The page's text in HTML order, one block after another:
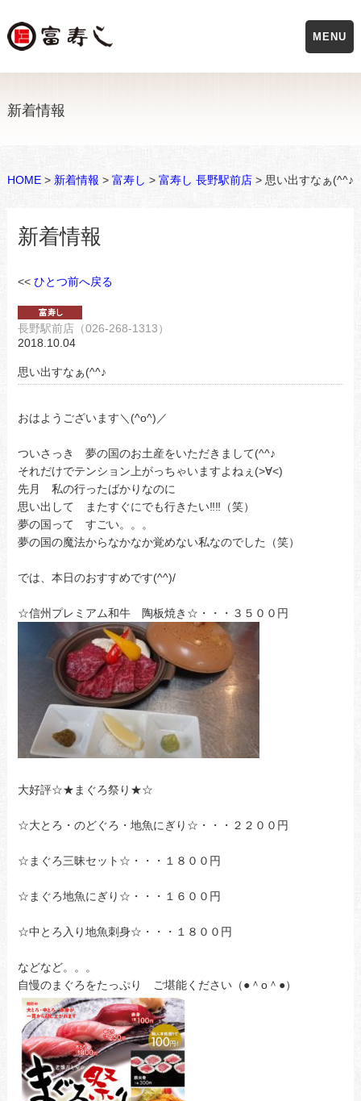
新着情報
HOME> 新着情報 > 富寿し > 富寿し 長野駅前店> 思い出すなぁ(^^♪
新着情報
<< ひとつ前へ戻る
長野駅前店（026-268-1313）
2018.10.04
思い出すなぁ(^^♪
おはようございます＼(^o^)／
ついさっき 夢の国のお土産をいただきまして(^^♪
それだけでテンション上がっちゃいますよねぇ(>∀<)
先月 私の行ったばかりなのに
思い出して またすぐにでも行きたい‼‼（笑）
夢の国って すごい。。。
夢の国の魔法からなかなか覚めない私なのでした（笑）
では、本日のおすすめです(^^)/
☆信州プレミアム和牛 陶板焼き☆・・・３５００円
大好評☆★まぐろ祭り★☆
☆大とろ・のどぐろ・地魚にぎり☆・・・２２００円
☆まぐろ三昧セット☆・・・１８００円
☆まぐろ地魚にぎり☆・・・１６００円
☆中とろ入り地魚刺身☆・・・１８００円
などなど。。。
自慢のまぐろをたっぷり ご堪能ください（●＾o＾●）
MENU